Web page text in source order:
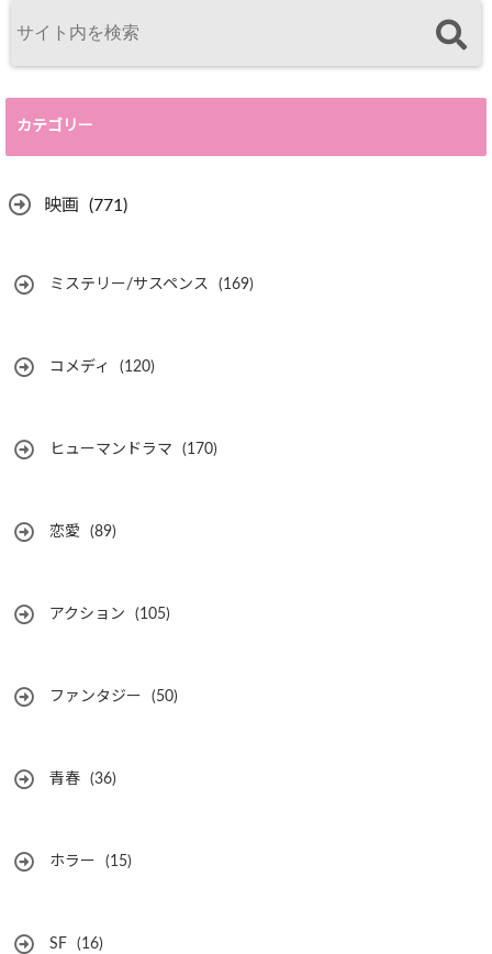
カテゴリー
映画 (771)
ミステリー/サスペンス (169)
コメディ (120)
ヒューマンドラマ (170)
恋愛 (89)
アクション (105)
ファンタジー (50)
青春 (36)
ホラー (15)
SF (16)